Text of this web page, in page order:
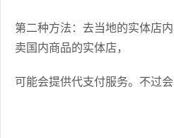
第二种方法：去当地的实体店
卖国内商品的实体店，
可能会提供代支付服务。不过